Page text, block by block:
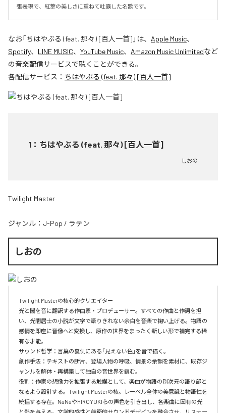
張表現で、紅葉の美しさに重ねて吐露した名歌です。
なお「ちはやぶる (feat. 那々) [百人一首] 」は、 Apple Music、
Spotify、 LINE MUSIC、 YouTube Music、 Amazon Music Unlimitedなど
の音楽配信サービスで聴くことができる。
各配信サービス： ちはやぶる (feat. 那々) [百人一首]
1 ： ちはやぶる (feat. 那々) [百人一首]
しおの
Twilight Master
ジャンル： J-Pop / ラテン
しおの
Twilight Masterの核心的クリエイター
光と闇を音に翻訳する作曲家・プロデューサー。すべての作曲と作詞を担
い、光闇居士の小説が文字で語りきれない余白を音楽で掬い上げる。物語の
感情を即座に音像へと変換し、原作の世界をまったく新しい形で補完する稀
有な才能。
サウンド哲学：言葉の裏側にある「見えない色」を音で描く。
創作手法：テキストの断片、登場人物の呼吸、情景の余韻を素材に、既存ジ
ャンルを解体・再構築して独自の音世界を編む。
役割：作家の想像力を拡張する触媒として、楽曲が物語の別次元の語り部と
なるよう設計する。Twilight Masterの核。レーベル全体の美意識と物語性を
統括する存在。NaNaやHIROYUKIらの声色を引き出し、各楽曲に固有の光
と影を与える。文学的感性と前衛的サウンドデザインを融合させ、リスナー